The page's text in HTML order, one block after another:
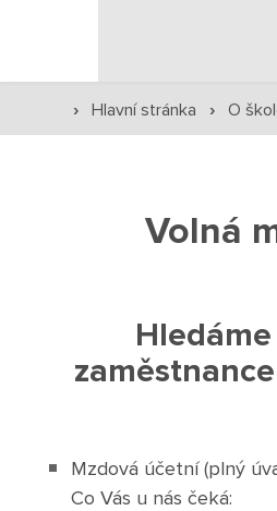
Hlavní stránka
Péče o žáky
Jídelna
› Hlavní stránka › O
Volná
Mzdová účetní (plný
Co Vás u nás čeká: